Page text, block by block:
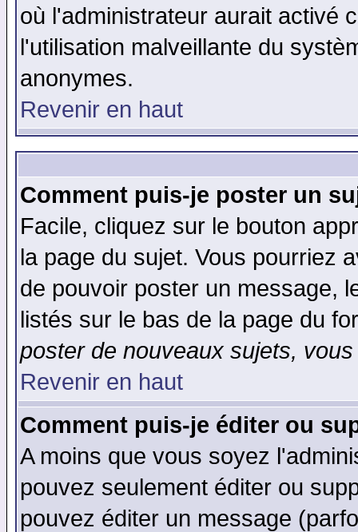
où l'administrateur aurait activé
l'utilisation malveillante du
anonymes.
Revenir en haut
Comment puis-je poster un
Facile, cliquez sur le bouton
la page du sujet. Vous pourriez
de pouvoir poster un message,
listés sur le bas de la page du
poster de nouveaux sujets,
Revenir en haut
Comment puis-je éditer ou
A moins que vous soyez
pouvez seulement éditer ou
pouvez éditer un message